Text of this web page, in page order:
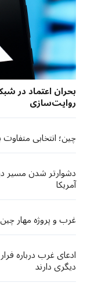
روایت‌سازی
چین؛ انتخابی
دشوارتر شدن مسیر
آمریکا
غرب و پروژه مهار
ادعای غرب درباره
دیگری دارند